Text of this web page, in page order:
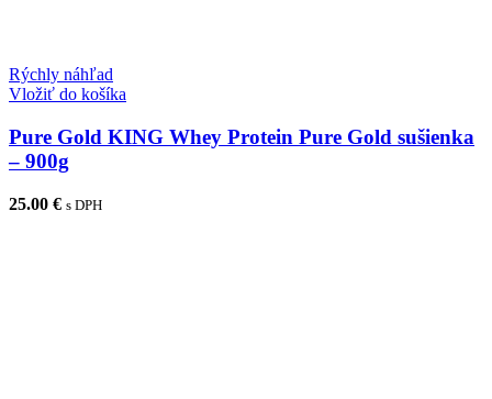
Rýchly náhľad
Vložiť do košíka
Pure Gold KING Whey Protein Pure Gold sušienka
– 900g
25.00 € s DPH